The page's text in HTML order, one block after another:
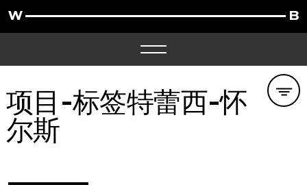
项目-标签特蕾西-怀
尔斯